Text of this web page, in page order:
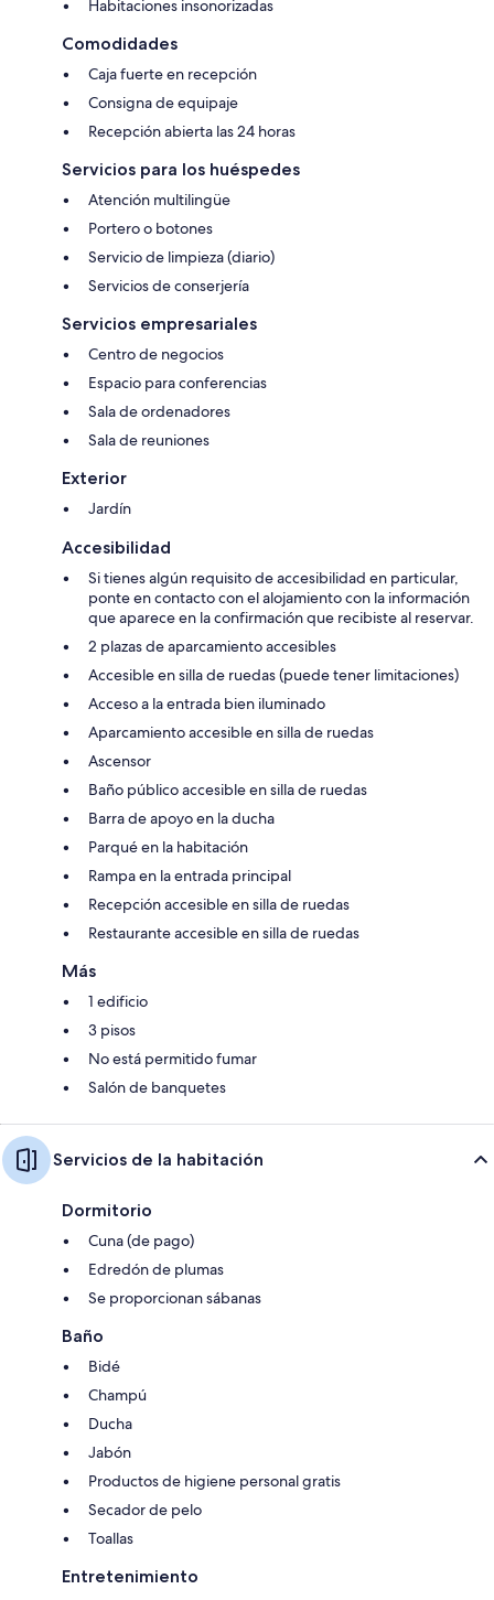
Habitaciones insonorizadas
Comodidades
Caja fuerte en recepción
Consigna de equipaje
Recepción abierta las 24 horas
Servicios para los huéspedes
Atención multilingüe
Portero o botones
Servicio de limpieza (diario)
Servicios de conserjería
Servicios empresariales
Centro de negocios
Espacio para conferencias
Sala de ordenadores
Sala de reuniones
Exterior
Jardín
Accesibilidad
Si tienes algún requisito de accesibilidad en particular,
ponte en contacto con el alojamiento con la información
que aparece en la confirmación que recibiste al reservar.
2 plazas de aparcamiento accesibles
Accesible en silla de ruedas (puede tener limitaciones)
Acceso a la entrada bien iluminado
Aparcamiento accesible en silla de ruedas
Ascensor
Baño público accesible en silla de ruedas
Barra de apoyo en la ducha
Parqué en la habitación
Rampa en la entrada principal
Recepción accesible en silla de ruedas
Restaurante accesible en silla de ruedas
Más
1 edificio
3 pisos
No está permitido fumar
Salón de banquetes
Servicios de la habitación
Dormitorio
Cuna (de pago)
Edredón de plumas
Se proporcionan sábanas
Baño
Bidé
Champú
Ducha
Jabón
Productos de higiene personal gratis
Secador de pelo
Toallas
Entretenimiento